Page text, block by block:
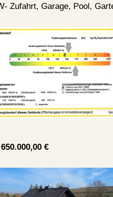
Zufahrt, Garage, Pool,
€